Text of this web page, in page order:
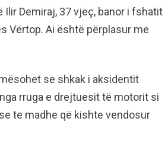
Ilir Demiraj, 37 vjeç, banor i fshatit
Vërtop. Ai është përplasur me
se shkak i aksidentit
rruga e drejtuesit të motorit si
te madhe që kishte vendosur